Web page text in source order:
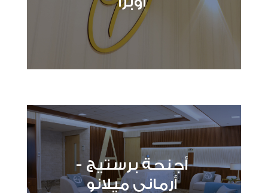
أجنحة برستيج -
أرماني ميلانو